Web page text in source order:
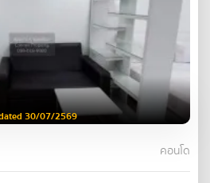
30/07/2569
คอนโด